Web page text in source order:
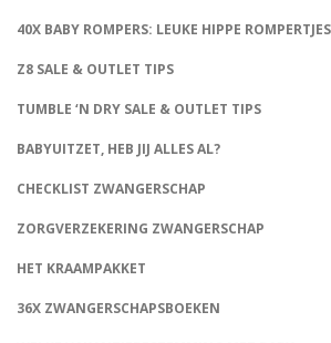
40X BABY ROMPERS: LEUKE HIPPE
Z8 SALE & OUTLET TIPS
TUMBLE ‘N DRY SALE & OUTLET TIPS
BABYUITZET, HEB JIJ ALLES AL?
CHECKLIST ZWANGERSCHAP
ZORGVERZEKERING ZWANGERSCHAP
HET KRAAMPAKKET
36X ZWANGERSCHAPSBOEKEN